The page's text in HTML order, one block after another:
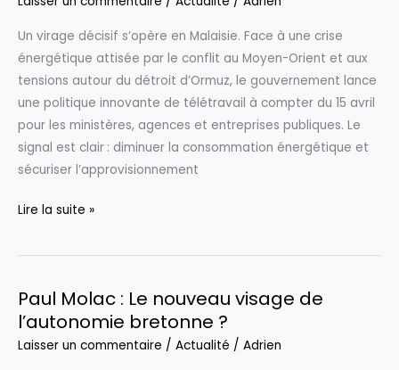
politiques
après
le
décès
de
Louis
Besson
Un virage décisif s’opère en Malaisie. Face à une crise
énergétique attisée par le conflit au Moyen-Orient et aux
tensions autour du détroit d’Ormuz, le gouvernement lance
une politique innovante de télétravail à compter du 15 avril
pour les ministères, agences et entreprises publiques. Le
signal est clair : diminuer la consommation énergétique et
sécuriser l’approvisionnement
Malaisie
mise
œuvre
d’une
politique
Lire la suite »
Paul Molac : Le nouveau visage de
l’autonomie bretonne ?
Laisser un commentaire / Actualité / Adrien